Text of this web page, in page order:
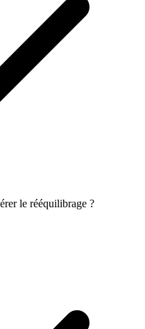
le rééquilibrage ?